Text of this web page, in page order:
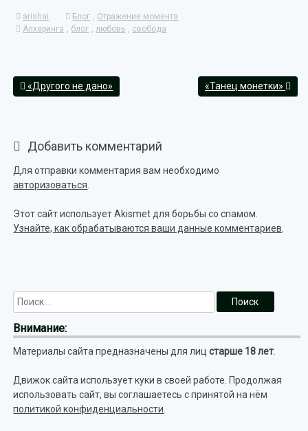
arishai Блог
Отражение момента
Алхеринга
блог любовь свобода
«Другого не дано» «Танец монетки»
Добавить комментарий
Для отправки комментария вам необходимо
авторизоваться
Этот сайт использует Akismet для борьбы со спамом.
Узнайте, как обрабатываются ваши данные комментариев
Внимание:
Материалы сайта предназначены для лицстарше 18 лет
Движок сайта использует куки в своей работе. Продолжая
использовать сайт, вы соглашаетесь с принятой на нём
политикой конфиденциальности